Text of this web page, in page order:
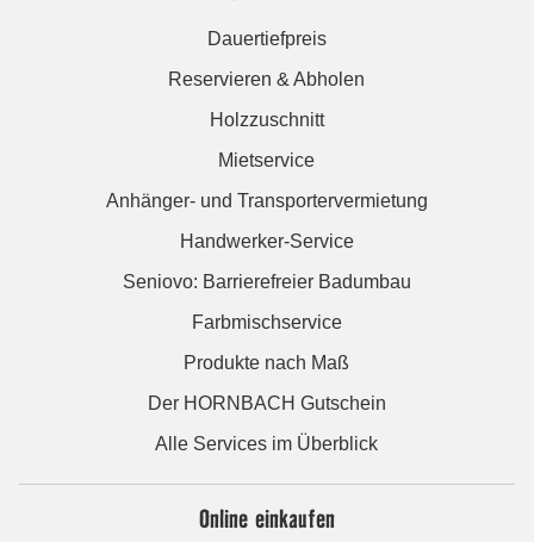
Dauertiefpreis
Reservieren & Abholen
Holzzuschnitt
Mietservice
Anhänger- und Transportervermietung
Handwerker-Service
Seniovo: Barrierefreier Badumbau
Farbmischservice
Produkte nach Maß
Der HORNBACH Gutschein
Alle Services im Überblick
Online einkaufen